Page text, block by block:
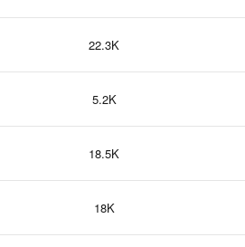
22.3K
5.2K
18.5K
18K